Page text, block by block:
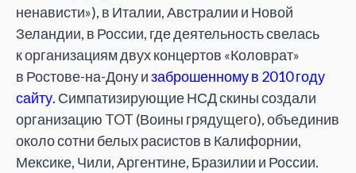
ненависти»), в Италии, Австралии и Новой
Зеландии, в России, где деятельность свелась
к организациям двух концертов «Коловрат»
в Ростове-на-Дону изаброшенному в 2010 году
сайту. Симпатизирующие НСД скины создали
организацию TOT (Воины грядущего), объединив
около сотни белых расистов в Калифорнии,
Мексике, Чили, Аргентине, Бразилии и России.